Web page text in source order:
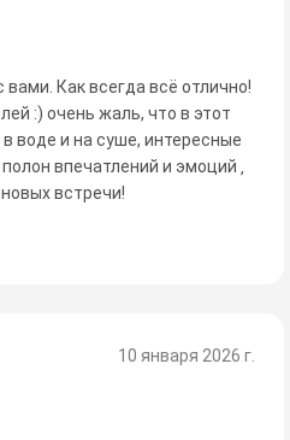
Как всегда всё отлично!
:) очень жаль, что в этот
воде и на суше, интересные
впечатлений и эмоций ‚
встречи!
10 января 2026 г.